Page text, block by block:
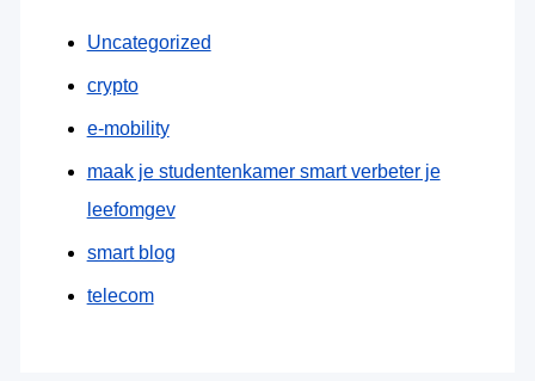
Uncategorized
crypto
e-mobility
maak je studentenkamer smart verbeter je
leefomgev
smart blog
telecom